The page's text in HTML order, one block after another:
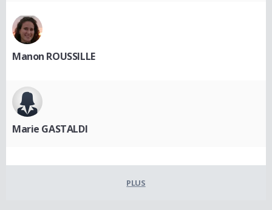
Manon ROUSSILLE
Marie GASTALDI
PLUS